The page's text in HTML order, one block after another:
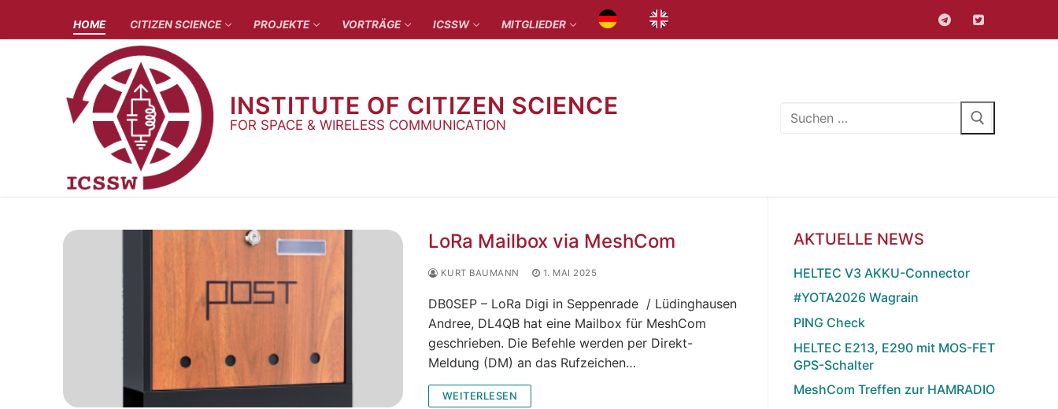
HOME CITIZEN SCIENCE PROJEKTE VORTRÄGE ICSSW MITGLIEDER
INSTITUTE OF CITIZEN SCIENCE
FOR SPACE & WIRELESS COMMUNICATION
Suchen
LoRa Mailbox via MeshCom
KURT BAUMANN 1. MAI 2025
DB0SEP – LoRa Digi in Seppenrade / Lüdinghausen
Andree, DL4QB hat eine Mailbox für MeshCom
geschrieben. Die Befehle werden per Direkt-
Meldung (DM) an das Rufzeichen…
WEITERLESEN
AKTUELLE NEWS
HELTEC V3 AKKU-Connector
#YOTA2026 Wagrain
PING Check
HELTEC E213, E290 mit MOS-FET
GPS-Schalter
MeshCom Treffen zur HAMRADIO